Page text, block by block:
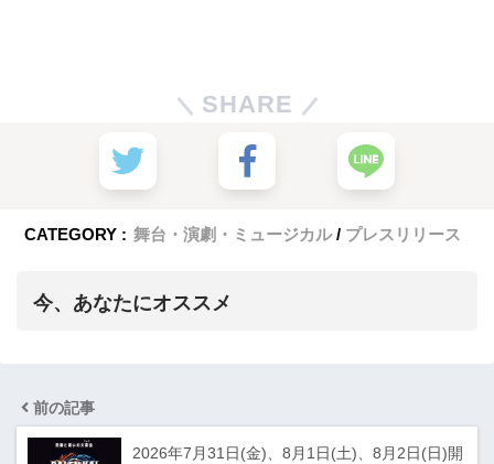
SHARE
CATEGORY : 舞台・演劇・ミュージカル プレスリリース
今、あなたにオススメ
前の記事
2026年7月31日(金)、8月1日(土)、8月2日(日)開